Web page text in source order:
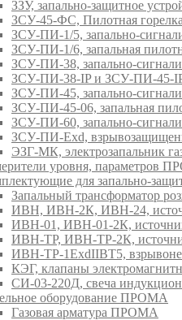
ЗЗУ, запально-защитное
ЗСУ-45-ФС, Пилотная
ЗСУ-ПИ-1/5, запально-
ЗСУ-ПИ-1/6, запальная
ЗСУ-ПИ-38, запально-
ЗСУ-ПИ-38-IP и ЗСУ-ПИ-45-
ЗСУ-ПИ-45, запально-
ЗСУ-ПИ-45-06, запальная
ЗСУ-ПИ-60, запально-
ЗСУ-ПИ-Exd,
ЭЗГ-МК, электрозапальник
уровня, параметров
для запально-
Запальный трансформатор
ИВН, ИВН-2К, ИВН-24,
ИВН-01, ИВН-01-2К,
ИВН-ТР, ИВН-ТР-2К,
ИВН-ТР-1ExdIIBT5,
КЭГ, клапаны
СИ-03-220Д, свеча
оборудование ПРОМА
Газовая арматура ПРОМА